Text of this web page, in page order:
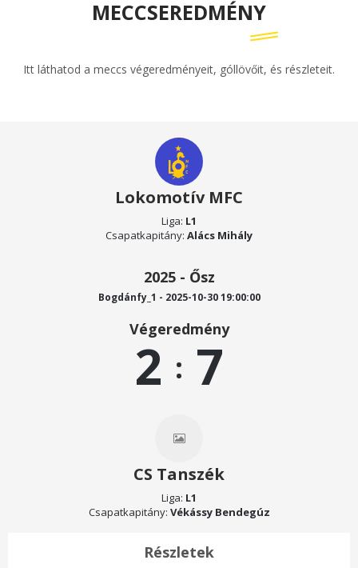
MECCSEREDMÉNY
Itt láthatod a meccs végeredményeit, góllövőit, és részleteit.
Lokomotív MFC
Liga: L1
Csapatkapitány: Alács Mihály
2025 - Ősz
Bogdánfy_1 - 2025-10-30 19:00:00
Végeredmény
2 : 7
CS Tanszék
Liga: L1
Csapatkapitány: Vékássy Bendegúz
Részletek